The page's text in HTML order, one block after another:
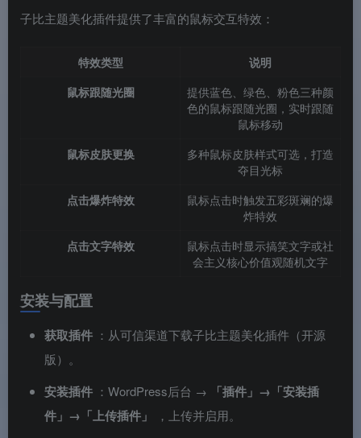
子比主题美化插件提供了丰富的鼠标交互特效：
特效类型
说明
鼠标跟随光圈
提供蓝色、绿色、粉色三种颜
色的鼠标跟随光圈，实时跟随
鼠标移动
鼠标皮肤更换
多种鼠标皮肤样式可选，打造
夺目光标
点击爆炸特效
鼠标点击时触发五彩斑斓的爆
炸特效
点击文字特效
鼠标点击时显示搞笑文字或社
会主义核心价值观随机文字
安装与配置
获取插件 ：从可信渠道下载子比主题美化插件（开源
版）。
安装插件 ：WordPress后台 →
「插件」→「安装插
件」→「上传插件」
，上传并启用。